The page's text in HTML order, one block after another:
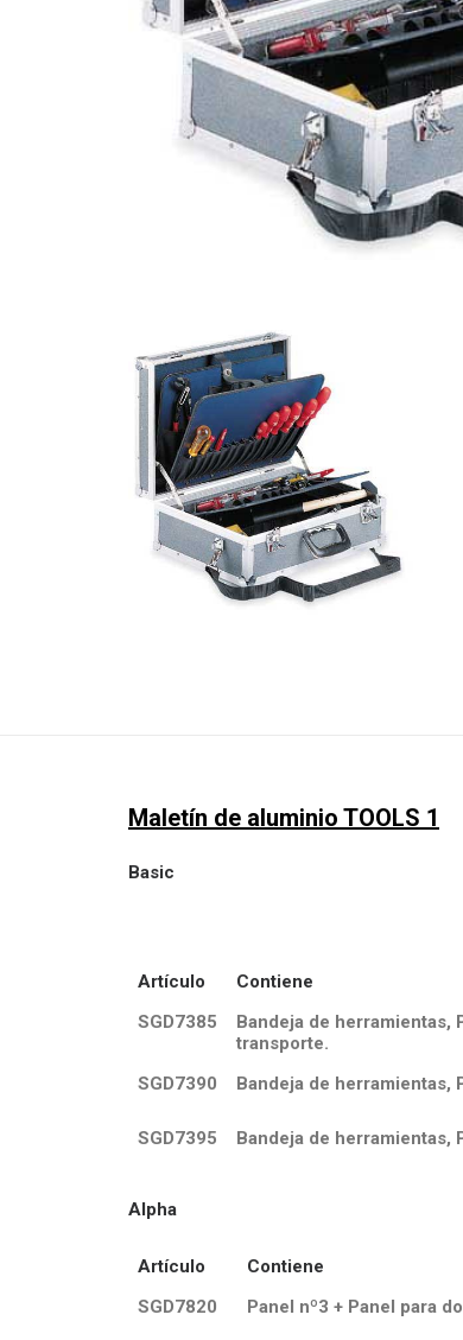
Maletín de aluminio TOOLS 1
Basic
Artículo Contiene
SGD7385
Bandeja de herramientas,
transporte.
SGD7390 Bandeja de herramientas,
SGD7395 Bandeja de herramientas,
Alpha
Artículo Contiene
SGD7820
Panel nº3 + Panel para